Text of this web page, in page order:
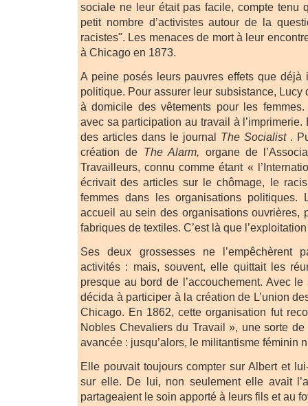
sociale ne leur était pas facile, compte tenu
petit nombre d’activistes autour de la
racistes". Les menaces de mort à leur
à Chicago en 1873.
A peine posés leurs pauvres effets que
politique. Pour assurer leur subsistance, Lucy
à domicile des vêtements pour les
avec sa participation au travail à
des articles dans le journal The Socialist.
création de The Alarm, organe de
Travailleurs, connu comme étant «
écrivait des articles sur le chômage, le
femmes dans les organisations politiques.
accueil au sein des organisations ouvrières,
fabriques de textiles. C’est là que
Ses deux grossesses ne l’empêchèrent
activités : mais, souvent, elle quittait les
presque au bord de l’accouchement. Avec
décida à participer à la création de L’union
Chicago. En 1862, cette organisation fut
Nobles Chevaliers du Travail », une sorte
avancée : jusqu’alors, le militantisme féminin
Elle pouvait toujours compter sur Albert et
sur elle. De lui, non seulement elle avait
partageaient le soin apporté à leurs fils et au